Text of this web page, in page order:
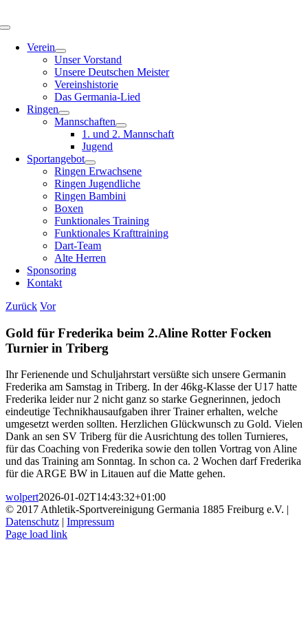
Inhalt
Toggle
NavigationVerein
Unser Vorstand
Unsere Deutschen Meister
Vereinshistorie
Das Germania-Lied
Ringen
Mannschaften
1. und 2. Mannschaft
Jugend
Sportangebot
Ringen Erwachsene
Ringen Jugendliche
Ringen Bambini
Boxen
Funktionales Training
Funktionales Krafttraining
Dart-Team
Alte Herren
Sponsoring
Kontakt
Zurück Vor
Gold für Frederika beim 2.Aline Rotter Focken
Turnier in Triberg
Ihr Ferienende und Schuljahrstart versüßte sich unsere Germanin
Frederika am Samstag in Triberg. In der 46kg-Klasse der U17 hatte
Frederika leider nur 2 nicht ganz so starke Gegnerinnen, jedoch
eindeutige Technikhausaufgaben ihrer Trainer erhalten, welche
umgesetzt werden sollten. Herzlichen Glückwunsch zu Gold. Vielen
Dank an sen SV Triberg für die Ausrichtung des tollen Turnieres,
für das Coaching von Frederika sowie den tollen Vortrag von Aline
und das Training am Sonntag. In schon ca. 2 Wochen darf Frederika
für die ARGE BW in Litauen auf die Matte gehen.
wolpert2026-01-02T14:43:32+01:00
© 2017 Athletik-Sportvereinigung Germania 1885 Freiburg e.V. |
Datenschutz | Impressum
Instagram
Page load link